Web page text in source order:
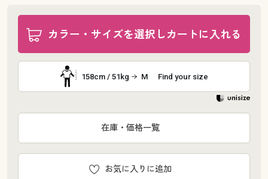
カラー・サイズを選択しカートに入れる
158cm / 51kg M Find your size
お気に入りに追加
在庫・価格一覧